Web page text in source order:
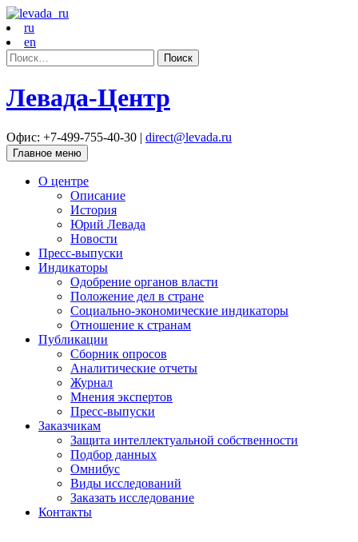
ru
en
Найти:
Левада-Центр
Офис: +7-499-755-40-30 | direct@levada.ru
Главное меню
О центре
Описание
История
Юрий Левада
Новости
Пресс-выпуски
Индикаторы
Одобрение органов власти
Положение дел в стране
Социально-экономические индикаторы
Отношение к странам
Публикации
Сборник опросов
Аналитические отчеты
Журнал
Мнения экспертов
Пресс-выпуски
Заказчикам
Защита интеллектуальной собственности
Подбор данных
Омнибус
Виды исследований
Заказать исследование
Контакты